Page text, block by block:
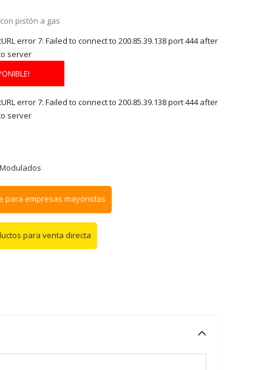
pistón a gas
error 7: Failed to connect to 200.85.39.138 port 444 after
server
error 7: Failed to connect to 200.85.39.138 port 444 after
server
Modulados
para empresas mayoristas
para venta directa